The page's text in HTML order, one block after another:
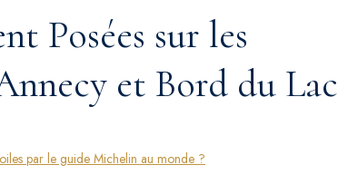
Posées sur les
et Bord du Lac
par le guide Michelin au monde ?